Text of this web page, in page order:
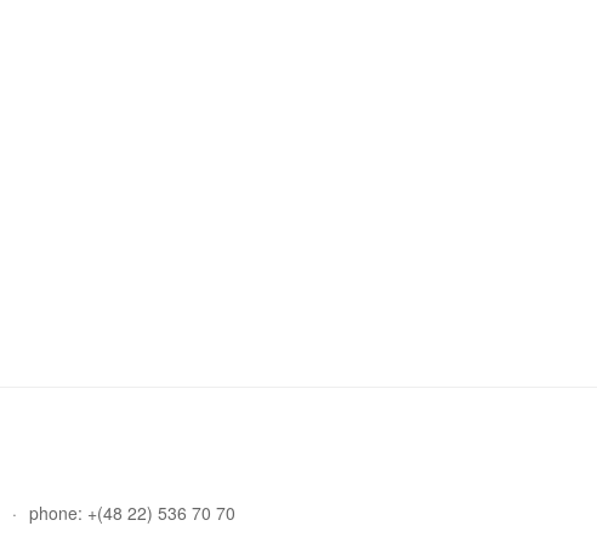
phone: +(48 22) 536 70 70